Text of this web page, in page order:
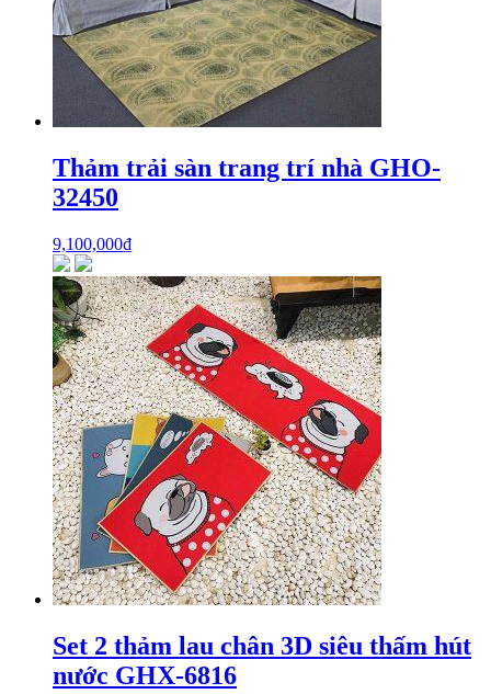
Thảm trải sàn trang trí nhà GHO-
32450
9,100,000₫
Set 2 thảm lau chân 3D siêu thấm hút
nước GHX-6816